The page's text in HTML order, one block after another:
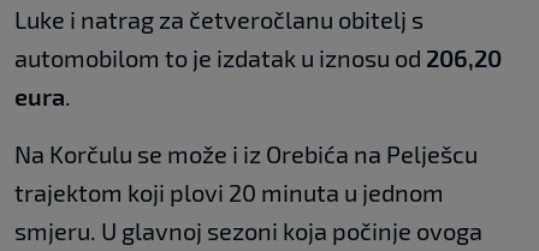
Luke i natrag za četveročlanu obitelj s
automobilom to je izdatak u iznosu od 206,20
eura
Na Korčulu se može i iz Orebića na Pelješcu
trajektom koji plovi 20 minuta u jednom
smjeru. U glavnoj sezoni koja počinje ovoga